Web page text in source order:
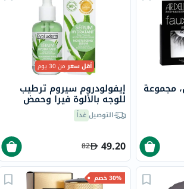
مجموعة
أقل سعرمن 30 يوم
إيفولودروم سيروم ترطيب
للوجه بالألوة فيرا وحمض
الهيالورونيك لترطيب البشرة
30 ملالتوصيلغداً
49.20
82
30% خصم